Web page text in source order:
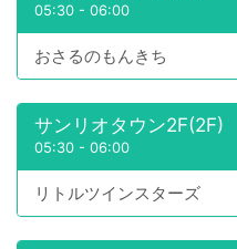
05:30 - 06:00
おさるのもんきち
サンリオタウン2F(2F)
05:30 - 06:00
リトルツインスターズ